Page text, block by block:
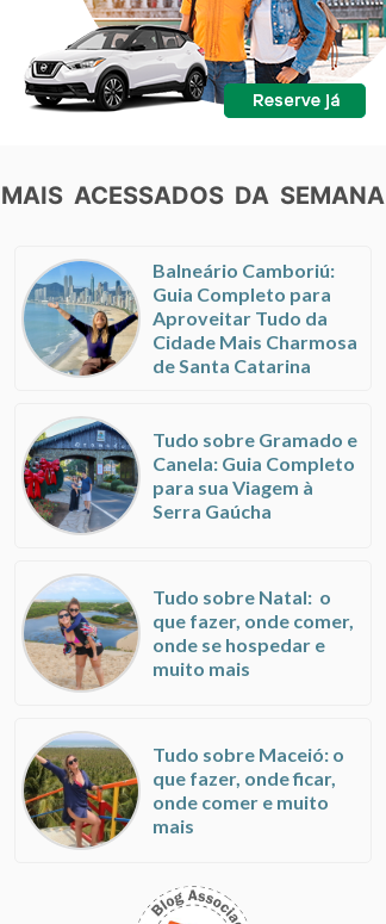
MAIS ACESSADOS DA SEMANA
Balneário Camboriú:
Guia Completo para
Aproveitar Tudo da
Cidade Mais Charmosa
de Santa Catarina
Tudo sobre Gramado e
Canela: Guia Completo
para sua Viagem à
Serra Gaúcha
Tudo sobre Natal: o
que fazer, onde comer,
onde se hospedar e
muito mais
Tudo sobre Maceió: o
que fazer, onde ficar,
onde comer e muito
mais